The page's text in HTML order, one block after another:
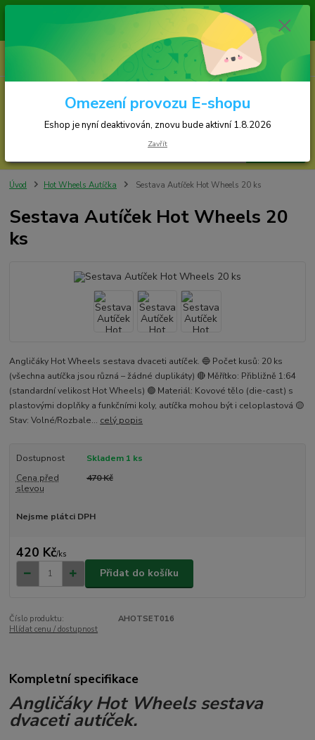
Zásilky jsou odesílány v pondělí, středu a ve
Eshop je nyní deaktivován, znovu bude
za 0,00 Kč
Úvod Hot Wheels Autíčka Sestava Autíček Hot Wheels 20 ks
Sestava Autíček Hot Wheels 20
ks
Angličáky Hot Wheels sestava dvaceti autíček. 🔵 Počet kusů: 20 ks
(všechna autíčka jsou různá – žádné duplikáty) 🔴 Měřítko: Přibližně 1:64
(standardní velikost Hot Wheels) 🟢 Materiál: Kovové tělo (die-cast) s
plastovými doplňky a funkčními koly, autíčka mohou být i celoplastová 🟡
Stav: Volné/Rozbale... celý popis
Dostupnost
Skladem 1 ks
Cena před
slevou
470 Kč
Nejsme plátci DPH
420 Kč/ks
Přidat do košíku
Číslo produktu:
AHOTSET016
Hlídat cenu / dostupnost
Kompletní specifikace
Angličáky Hot Wheels sestava
dvaceti autíček.
Omezení provozu E-shopu
Eshop je nyní deaktivován, znovu bude aktivní 1.8.2026
Zavřít